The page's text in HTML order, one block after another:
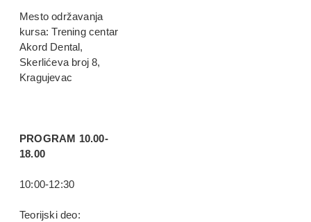
Mesto održavanja
kursa: Trening centar
Akord Dental,
Skerlićeva broj 8,
Kragujevac
PROGRAM 10.00-
18.00
10:00-12:30
Teorijski deo: